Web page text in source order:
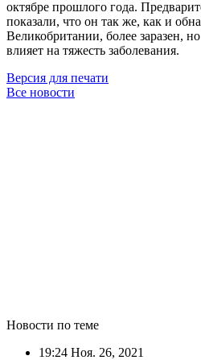
октябре прошлого года.
показали, что он так же, как и
Великобритании, более заразен,
влияет на тяжесть заболевания.
Версия для печати
Все новости
Новости по теме
19:24 Ноя. 26, 2021